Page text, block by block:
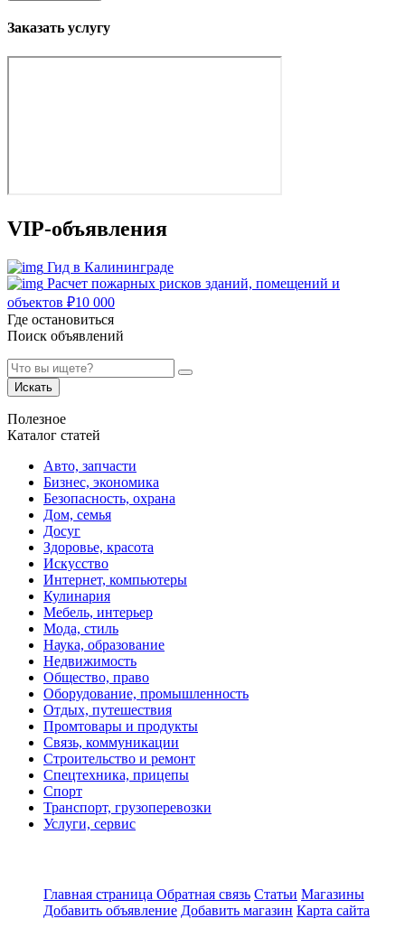
Заказать услугу
VIP-объявления
Гид в Калининграде
Расчет пожарных рисков зданий, помещений и
объектов ₽10 000
Где остановиться
Поиск объявлений
Искать
Полезное
Каталог статей
Авто, запчасти
Бизнес, экономика
Безопасность, охрана
Дом, семья
Досуг
Здоровье, красота
Искусство
Интернет, компьютеры
Кулинария
Мебель, интерьер
Мода, стиль
Наука, образование
Недвижимость
Общество, право
Оборудование, промышленность
Отдых, путешествия
Промтовары и продукты
Связь, коммуникации
Строительство и ремонт
Спецтехника, прицепы
Спорт
Транспорт, грузоперевозки
Услуги, сервис
Главная страница Обратная связь Статьи Магазины
Добавить объявление Добавить магазин Карта сайта